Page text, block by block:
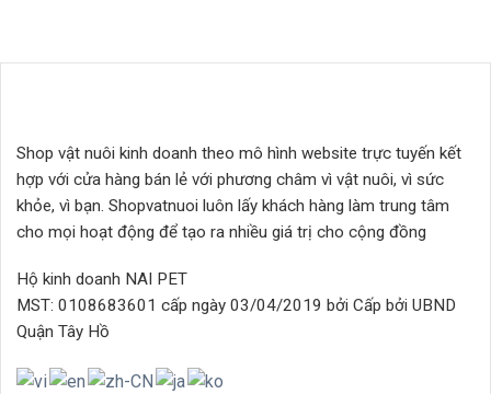
Shop vật nuôi kinh doanh theo mô hình website trực tuyến kết
hợp với cửa hàng bán lẻ với phương châm vì vật nuôi, vì sức
khỏe, vì bạn. Shopvatnuoi luôn lấy khách hàng làm trung tâm
cho mọi hoạt động để tạo ra nhiều giá trị cho cộng đồng
Hộ kinh doanh NAI PET
MST: 0108683601 cấp ngày 03/04/2019 bởi Cấp bởi UBND
Quận Tây Hồ